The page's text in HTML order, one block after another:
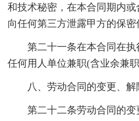
和技术秘密，在本合同期内
向任何第三方泄露甲方的保密
第二十一条在本合同在
任何用人单位兼职(含业余兼职
八、劳动合同的变更、
第二十二条劳动合同的变